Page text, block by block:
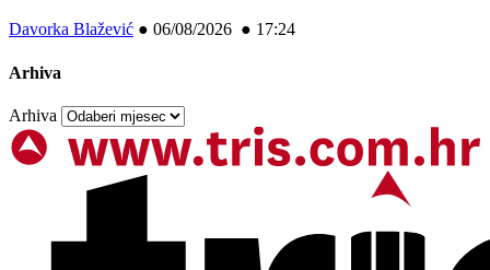
Davorka Blažević ● 06/08/2026 ● 17:24
Arhiva
Arhiva